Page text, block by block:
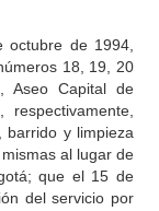
octubre de 1994,
18, 19, 20
Aseo Capital de
barrido y limpieza
al lugar de
que el 15 de
del servicio por